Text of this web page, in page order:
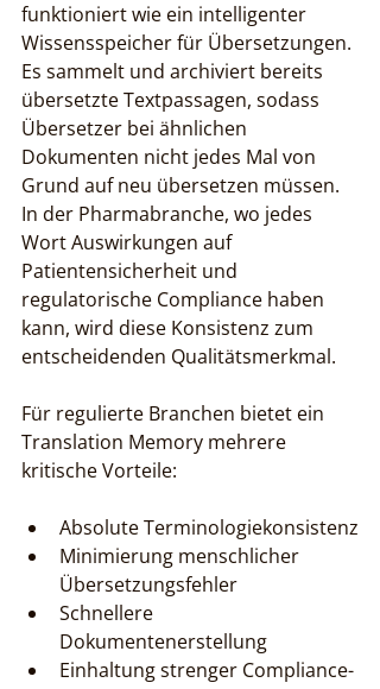
funktioniert wie ein intelligenter
Wissensspeicher für Übersetzungen.
Es sammelt und archiviert bereits
übersetzte Textpassagen, sodass
Übersetzer bei ähnlichen
Dokumenten nicht jedes Mal von
Grund auf neu übersetzen müssen.
In der Pharmabranche, wo jedes
Wort Auswirkungen auf
Patientensicherheit und
regulatorische Compliance haben
kann, wird diese Konsistenz zum
entscheidenden Qualitätsmerkmal.
Für regulierte Branchen bietet ein
Translation Memory mehrere
kritische Vorteile:
Absolute Terminologiekonsistenz
Minimierung menschlicher
Übersetzungsfehler
Schnellere
Dokumentenerstellung
Einhaltung strenger Compliance-